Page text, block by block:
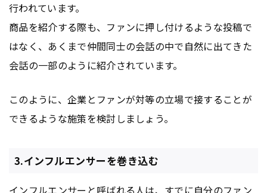
行われています。
商品を紹介する際も、ファンに押し付けるような投稿で
はなく、あくまで仲間同士の会話の中で自然に出てきた
会話の一部のように紹介されています。
このように、企業とファンが対等の立場で接することが
できるような施策を検討しましょう。
3.インフルエンサーを巻き込む
インフルエンサーと呼ばれる人は、すでに自分のファン